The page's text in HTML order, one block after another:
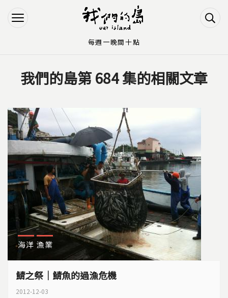
Jump to Navigation
Jump to Main content
您在這裡
我們的島第 684 集的相關文章
海洋 漁業
鯖之祭｜鯖魚的過漁危機
2012-12-03
每週一晚間十點